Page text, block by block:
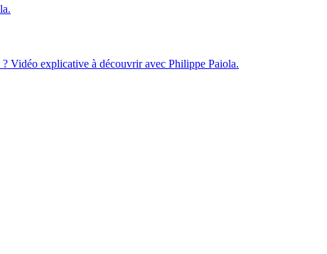
? Vidéo explicative à découvrir avec Philippe Paiola.